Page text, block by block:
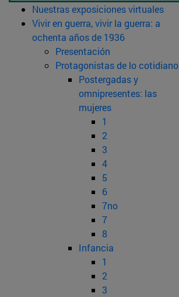
Nuestras exposiciones virtuales
Vivir en guerra, vivir la guerra: a
ochenta años de 1936
Presentación
Protagonistas de lo cotidiano
Postergadas y
omnipresentes: las
mujeres
1
2
3
4
5
6
7no
7
8
Infancia
1
2
3